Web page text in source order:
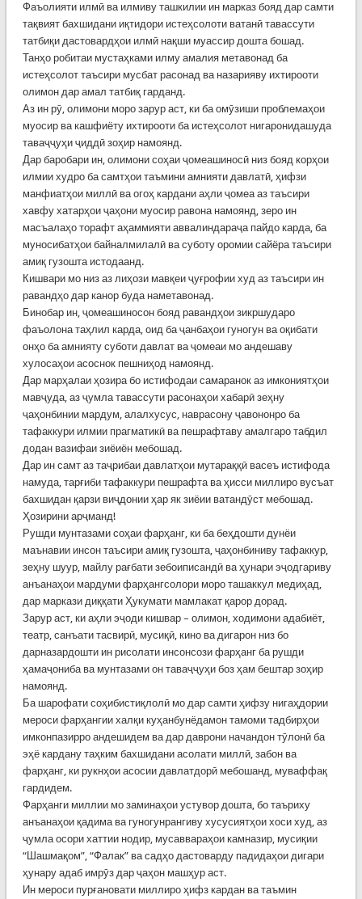
Фаъолияти илмӣ ва илмиву ташкилии ин марказ бояд дар самти
тақвият бахшидани иқтидори истеҳсолоти ватанӣ тавассути
татбиқи дастовардҳои илмӣ нақши муассир дошта бошад.
Танҳо робитаи мустаҳками илму амалия метавонад ба
истеҳсолот таъсири мусбат расонад ва назарияву ихтирооти
олимон дар амал татбиқ гарданд.
Аз ин рӯ, олимони моро зарур аст, ки ба омӯзиши проблемаҳои
муосир ва кашфиёту ихтирооти ба истеҳсолот нигаронидашуда
таваҷҷуҳи ҷиддӣ зоҳир намоянд.
Дар баробари ин, олимони соҳаи ҷомеашиносӣ низ бояд корҳои
илмии худро ба самтҳои таъмини амнияти давлатӣ, ҳифзи
манфиатҳои миллӣ ва огоҳ кардани аҳли ҷомеа аз таъсири
хавфу хатарҳои ҷаҳони муосир равона намоянд, зеро ин
масъалаҳо торафт аҳаммияти аввалиндараҷа пайдо карда, ба
муносибатҳои байналмилалӣ ва суботу оромии сайёра таъсири
амиқ гузошта истодаанд.
Кишвари мо низ аз лиҳози мавқеи ҷуғрофии худ аз таъсири ин
равандҳо дар канор буда наметавонад.
Бинобар ин, ҷомеашиносон бояд равандҳои зикршударо
фаъолона таҳлил карда, оид ба ҷанбаҳои гуногун ва оқибати
онҳо ба амнияту суботи давлат ва ҷомеаи мо андешаву
хулосаҳои асоснок пешниҳод намоянд.
Дар марҳалаи ҳозира бо истифодаи самаранок аз имкониятҳои
мавҷуда, аз ҷумла тавассути расонаҳои хабарӣ зеҳну
ҷаҳонбинии мардум, алалхусус, наврасону ҷавононро ба
тафаккури илмии прагматикӣ ва пешрафтаву амалгаро табдил
додан вазифаи зиёиён мебошад.
Дар ин самт аз таҷрибаи давлатҳои мутараққӣ васеъ истифода
намуда, тарғиби тафаккури пешрафта ва ҳисси миллиро вусъат
бахшидан қарзи виҷдонии ҳар як зиёии ватандӯст мебошад.
Ҳозирини арҷманд!
Рушди мунтазами соҳаи фарҳанг, ки ба беҳдошти дунёи
маънавии инсон таъсири амиқ гузошта, ҷаҳонбиниву тафаккур,
зеҳну шуур, майлу рағбати зебоиписандӣ ва ҳунари эҷодгариву
анъанаҳои мардуми фарҳангсолори моро ташаккул медиҳад,
дар маркази диққати Ҳукумати мамлакат қарор дорад.
Зарур аст, ки аҳли эҷоди кишвар – олимон, ходимони адабиёт,
театр, санъати тасвирӣ, мусиқӣ, кино ва дигарон низ бо
дарназардошти ин рисолати инсонсози фарҳанг ба рушди
ҳамаҷониба ва мунтазами он таваҷҷуҳи боз ҳам бештар зоҳир
намоянд.
Ба шарофати соҳибистиқлолӣ мо дар самти ҳифзу нигаҳдории
мероси фарҳангии халқи куҳанбунёдамон тамоми тадбирҳои
имконпазирро андешидем ва дар даврони начандон тӯлонӣ ба
эҳё кардану таҳким бахшидани асолати миллӣ, забон ва
фарҳанг, ки рукнҳои асосии давлатдорӣ мебошанд, муваффақ
гардидем.
Фарҳанги миллии мо заминаҳои устувор дошта, бо таъриху
анъанаҳои қадима ва гуногунрангиву хусусиятҳои хоси худ, аз
ҷумла осори хаттии нодир, мусаввараҳои камназир, мусиқии
“Шашмақом”, “Фалак” ва садҳо дастоварду падидаҳои дигари
ҳунару адаб имрӯз дар ҷаҳон машҳур аст.
Ин мероси пурғановати миллиро ҳифз кардан ва таъмин